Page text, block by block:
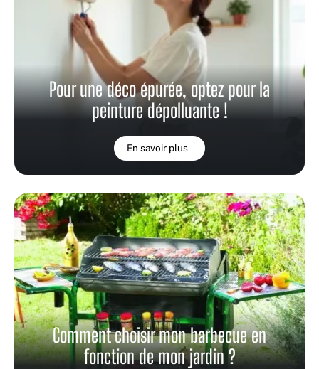
Pour une déco épurée, optez pour la
peinture dépolluante !
En savoir plus
Comment choisir mon barbecue en
fonction de mon jardin ?